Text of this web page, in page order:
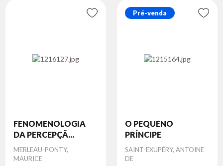
FENOMENOLOGIA
DA PERCEPÇÃ...
Autor
MERLEAU-PONTY,
MAURICE
Pré-venda
O PEQUENO
PRÍNCIPE
Autor
SAINT-EXUPÉRY, ANTOINE
DE